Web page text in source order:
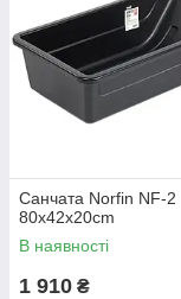
Санчата Norfin NF-2
80x42x20cm
В наявності
1 910 ₴